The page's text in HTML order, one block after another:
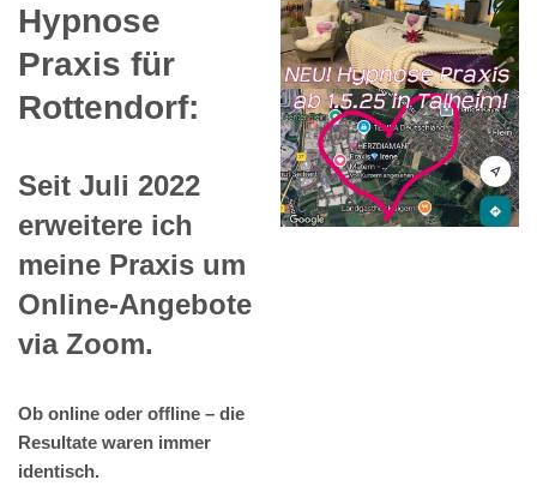
Hypnose
Praxis für
Rottendorf:
Seit Juli 2022
erweitere ich
meine Praxis um
Online-Angebote
via Zoom.
Ob online oder offline – die
Resultate waren immer
identisch.